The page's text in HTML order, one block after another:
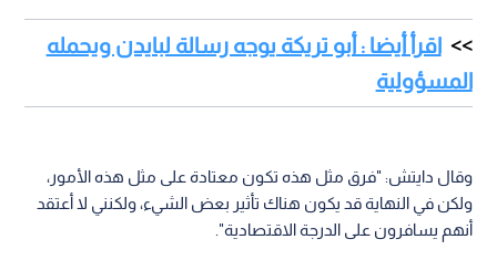
اقرأ أيضا : أبو تريكة يوجه رسالة لبايدن ويحمله
المسؤولية
وقال دايتش: "فرق مثل هذه تكون معتادة على مثل هذه الأمور،
ولكن في النهاية قد يكون هناك تأثير بعض الشيء، ولكنني لا أعتقد
أنهم يسافرون على الدرجة الاقتصادية".